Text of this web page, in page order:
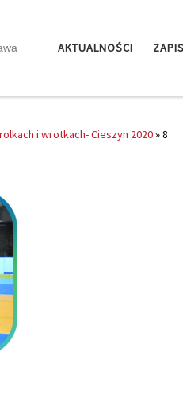
AKTUALNOŚCI
i wrotkach- Cieszyn 2020»8